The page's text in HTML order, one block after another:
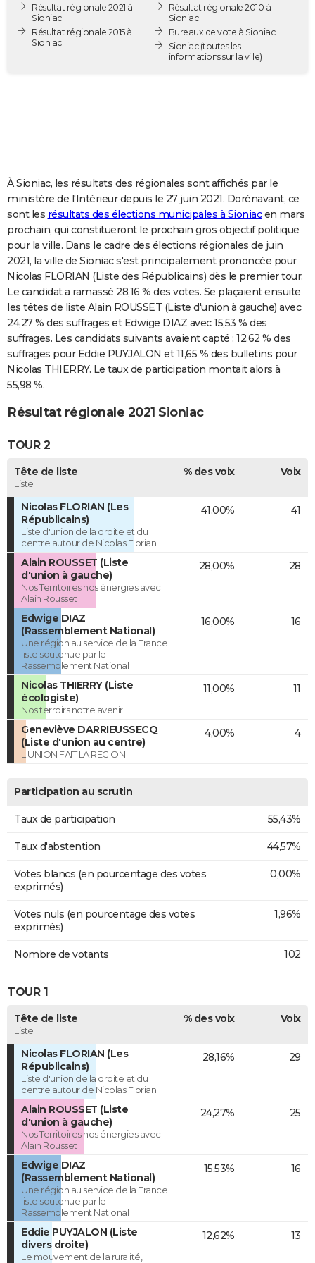
Destinations
City break
Voyage nature
Voyage de noces
Forum
PHOTO
GUIDES D'ACHAT
COPAINS D'AVANT
S'inscrire
Se connecter
Lycées
Collèges
Primaires
Universités
Entreprises
Service militaire
Avis de recherche
AVIS DE DÉCÈS
FORUM
Bricolage
Lifestyle
Culture
Sport
Auto
Television
Voyage
Cinema
Résultat régionale 2021 à
Sioniac
Résultat régionale 2015 à
Sioniac
Résultat régionale 2010 à
Sioniac
Bureaux de vote à Sioniac
Sioniac(toutes les
informations sur la ville)
À Sioniac, les résultats des régionales sont affichés par le
ministère de l'Intérieur depuis le 27 juin 2021. Dorénavant, ce
sont les résultats des élections municipales à Sioniacen mars
prochain, qui constitueront le prochain gros objectif politique
pour la ville. Dans le cadre des élections régionales de juin
2021, la ville de Sioniac s'est principalement prononcée pour
Nicolas FLORIAN (Liste des Républicains) dès le premier tour.
Le candidat a ramassé 28,16 % des votes. Se plaçaient ensuite
les têtes de liste Alain ROUSSET (Liste d'union à gauche) avec
24,27 % des suffrages et Edwige DIAZ avec 15,53 % des
suffrages. Les candidats suivants avaient capté : 12,62 % des
suffrages pour Eddie PUYJALON et 11,65 % des bulletins pour
Nicolas THIERRY. Le taux de participation montait alors à
55,98 %.
Résultat régionale 2021 Sioniac
TOUR 2
Tête de liste
Liste
% des voix Voix
Nicolas FLORIAN (Les
Républicains)
Liste d'union de la droite et du
centre autour de Nicolas Florian
41,00% 41
Alain ROUSSET (Liste
d'union à gauche)
Nos Territoires nos énergies avec
Alain Rousset
28,00% 28
Edwige DIAZ
(Rassemblement National)
Une région au service de la France
liste soutenue par le
Rassemblement National
16,00% 16
Nicolas THIERRY (Liste
écologiste)
Nos terroirs notre avenir
11,00% 11
Geneviève DARRIEUSSECQ
(Liste d'union au centre)
L'UNION FAIT LA REGION
4,00% 4
Participation au scrutin
Taux de participation 55,43%
Taux d'abstention 44,57%
Votes blancs (en pourcentage des votes
exprimés)
0,00%
Votes nuls (en pourcentage des votes
exprimés)
1,96%
Nombre de votants 102
TOUR 1
Tête de liste
Liste
% des voix Voix
Nicolas FLORIAN (Les
Républicains)
Liste d'union de la droite et du
centre autour de Nicolas Florian
28,16% 29
Alain ROUSSET (Liste
d'union à gauche)
Nos Territoires nos énergies avec
Alain Rousset
24,27% 25
Edwige DIAZ
(Rassemblement National)
Une région au service de la France
liste soutenue par le
Rassemblement National
15,53% 16
Eddie PUYJALON (Liste
divers droite)
Le mouvement de la ruralité,
12,62% 13